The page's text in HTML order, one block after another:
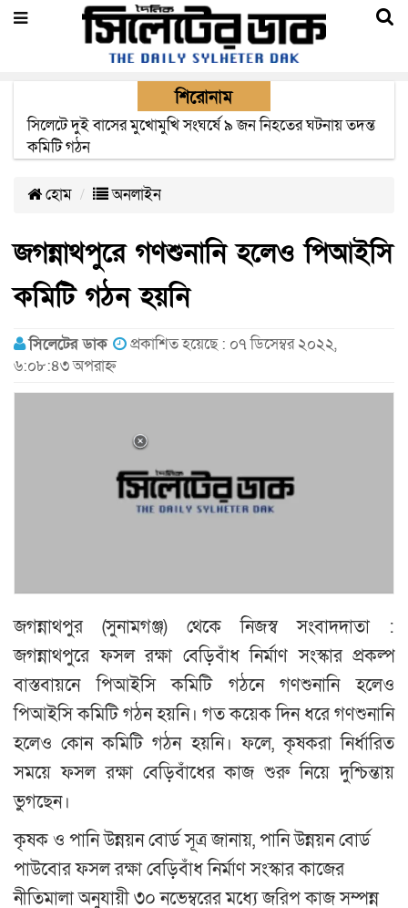
শিরোনাম
সিলেটে সড়ক দুর্ঘটনায় নিহতদের পরিবার পাচ্ছে ৫ লাখ টাকা করে
সরকারি অনুদান
হোম অনলাইন
জগন্নাথপুরে গণশুনানি হলেও পিআইসি
কমিটি গঠন হয়নি
সিলেটের ডাক
প্রকাশিত হয়েছে : ০৭ ডিসেম্বর ২০২২,
৬:০৮:৪৩ অপরাহ্ন
জগন্নাথপুর (সুনামগঞ্জ) থেকে নিজস্ব সংবাদদাতা :
জগন্নাথপুরে ফসল রক্ষা বেড়িবাঁধ নির্মাণ সংস্কার প্রকল্প
বাস্তবায়নে পিআইসি কমিটি গঠনে গণশুনানি হলেও
পিআইসি কমিটি গঠন হয়নি। গত কয়েক দিন ধরে গণশুনানি
হলেও কোন কমিটি গঠন হয়নি। ফলে, কৃষকরা নির্ধারিত
সময়ে ফসল রক্ষা বেড়িবাঁধের কাজ শুরু নিয়ে দুশ্চিন্তায়
ভুগছেন।
কৃষক ও পানি উন্নয়ন বোর্ড সূত্র জানায়, পানি উন্নয়ন বোর্ড
পাউবোর ফসল রক্ষা বেড়িবাঁধ নির্মাণ সংস্কার কাজের
নীতিমালা অনুযায়ী ৩০ নভেম্বরের মধ্যে জরিপ কাজ সম্পন্ন